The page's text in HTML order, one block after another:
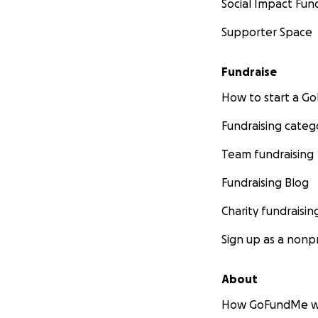
make all the
Social Impact
Supporter Space
Fundraise
How to start a
Fundraising
Team fundraising
Fundraising Blog
Charity
Sign up as a
About
How GoFundMe